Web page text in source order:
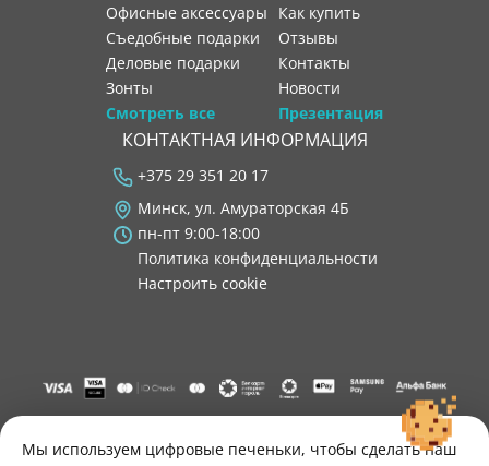
Офисные аксессуары
Съедобные подарки
Деловые подарки
Зонты
Смотреть все
как купить
отзывы
контакты
новости
Презентация
КОНТАКТНАЯ ИНФОРМАЦИЯ
+375 29 351 20 17
Минск, ул. Амураторская 4Б
пн-пт 9:00-18:00
Политика конфиденциальности
Настроить cookie
"ООО "Лигатура", УНП 193602931, Республика Беларусь, 220004,
г. Минск, ул. Амураторская, 4Б, цокольный этаж, помещение 3.
Мы используем цифровые печеньки, чтобы сделать наш